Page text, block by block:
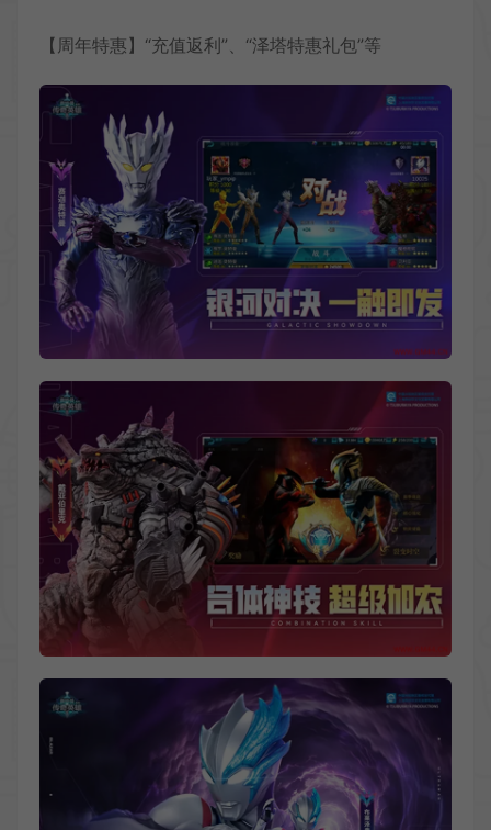
【周年特惠】“充值返利”、“泽塔特惠礼包”等